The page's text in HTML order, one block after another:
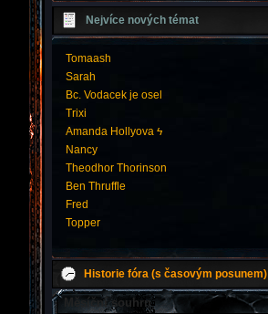
Nejvíce nových témat
Tomaash
Sarah
Bc. Vodacek je osel
Trixi
Amanda Hollyova ϟ
Nancy
Theodhor Thorinson
Ben Thruffle
Fred
Topper
Historie fóra (s časovým posunem)
Měsíční souhrn